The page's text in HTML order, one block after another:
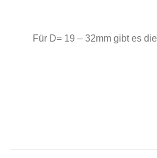
Für D= 19 – 32mm gibt es die